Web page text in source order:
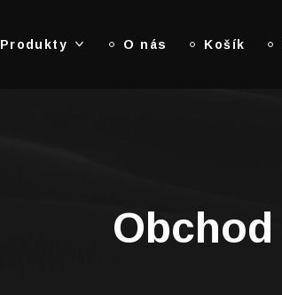
Produkty O nás Košík
Obchod